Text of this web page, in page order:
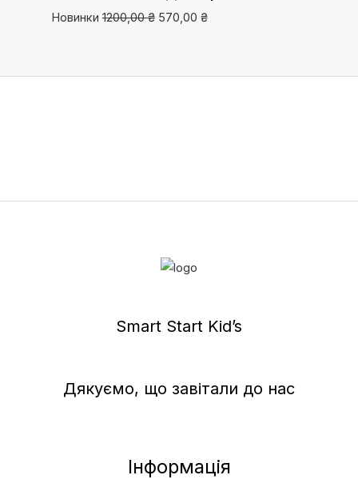
Новинки1200,00₴ 570,00 ₴
Smart Start Kid’s
Дякуємо, що завітали до нас
Інформація